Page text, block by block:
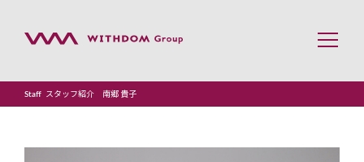
トップページ
事業案内
Staff スタッフ紹介 南郷 貴子